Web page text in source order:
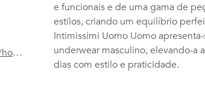
https://www.intimissimi.com/pt/homem/iuman/
e funcionais e de uma gama de
estilos, criando um equilíbrio
Intimissimi Uomo Uomo
underwear masculino, elevando-a
dias com estilo e praticidade.